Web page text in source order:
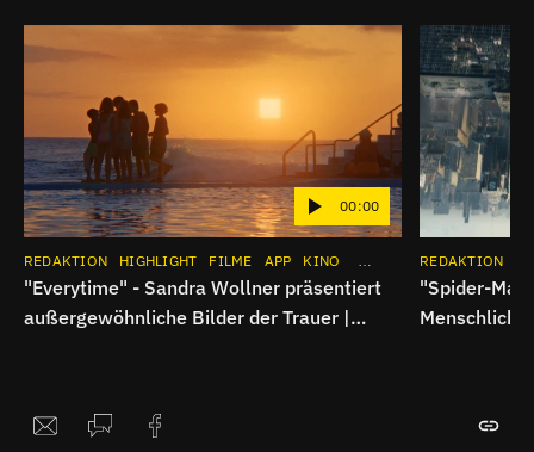
00:00
REDAKTION HIGHLIGHT FILME APP KINO INSTAGRAM
"Everytime" - Sandra Wollner präsentiert
außergewöhnliche Bilder der Trauer |
REDAKTION
"Spider-